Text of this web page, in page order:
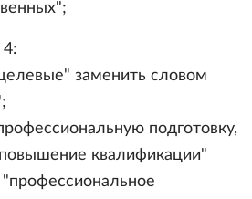
4:
заменить словом
подготовку,
квалификации"